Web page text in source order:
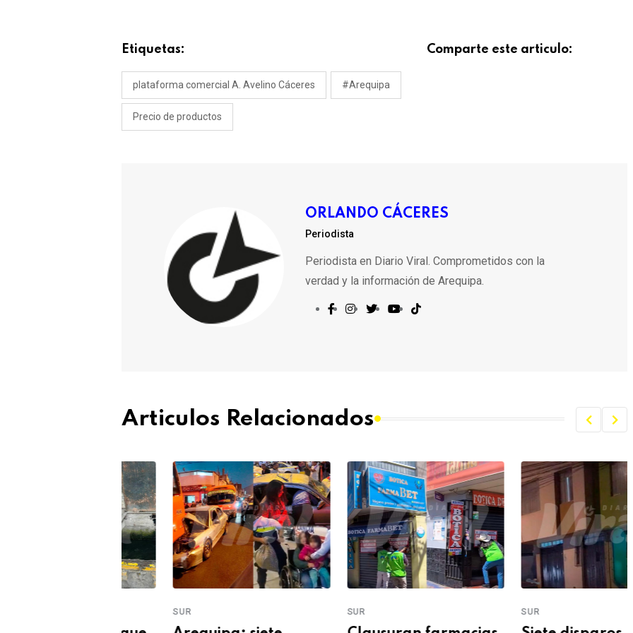
Etiquetas:
plataforma comercial A. Avelino Cáceres #Arequipa
Precio de productos
Comparte este articulo:
ORLANDO CÁCERES
Periodista
Periodista en Diario Viral. Comprometidos con la
verdad y la información de Arequipa.
Articulos Relacionados